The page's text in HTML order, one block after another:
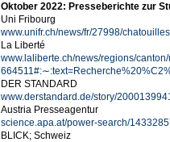
Oktober 2022: Presseberichte zur
Uni Fribourg
www.unifr.ch/news/fr/27998/
La Liberté
www.laliberte.ch/news/regions/
DER STANDARD
www.derstandard.de/story/
Austria Presseagentur
science.apa.at/power-search/
BLICK; Schweiz